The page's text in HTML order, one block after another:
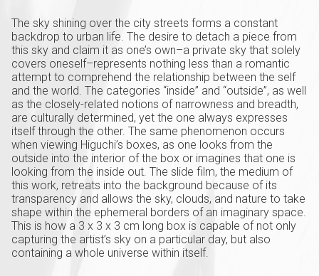
The sky shining over the city streets forms a constant
backdrop to urban life. The desire to detach a piece from
this sky and claim it as one’s own–a private sky that solely
covers oneself–represents nothing less than a romantic
attempt to comprehend the relationship between the self
and the world. The categories “inside” and “outside”, as well
as the closely-related notions of narrowness and breadth,
are culturally determined, yet the one always expresses
itself through the other. The same phenomenon occurs
when viewing Higuchi’s boxes, as one looks from the
outside into the interior of the box or imagines that one is
looking from the inside out. The slide film, the medium of
this work, retreats into the background because of its
transparency and allows the sky, clouds, and nature to take
shape within the ephemeral borders of an imaginary space.
This is how a 3 x 3 x 3 cm long box is capable of not only
capturing the artist’s sky on a particular day, but also
containing a whole universe within itself.